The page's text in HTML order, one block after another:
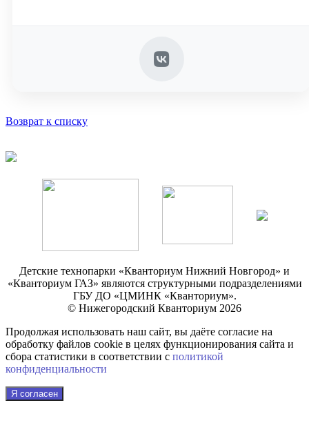
Возврат к списку
Детские технопарки «Кванториум Нижний Новгород» и
«Кванториум ГАЗ» являются структурными подразделениями
ГБУ ДО «ЦМИНК «Кванториум».
© Нижегородский Кванториум 2026
Продолжая использовать наш сайт, вы даёте согласие на
обработку файлов cookie в целях функционирования сайта и
сбора статистики в соответствии с политикой
конфиденциальности
Я согласен